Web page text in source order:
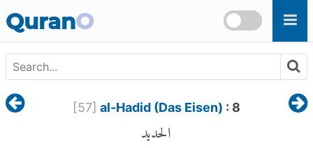
QuranO
[57] al-Hadid (Das Eisen) : 8
الحديد